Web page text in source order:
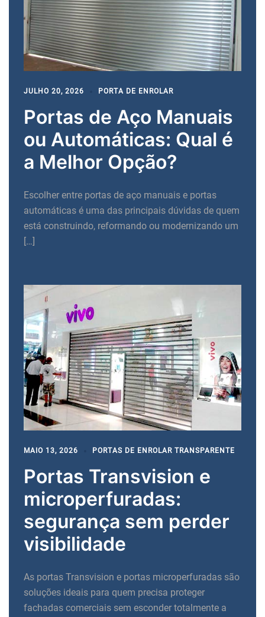
JULHO 20, 2026 PORTA DE ENROLAR
Portas de Aço Manuais
ou Automáticas: Qual é
a Melhor Opção?
Escolher entre portas de aço manuais e portas
automáticas é uma das principais dúvidas de quem
está construindo, reformando ou modernizando um
[…]
MAIO 13, 2026 PORTAS DE ENROLAR TRANSPARENTE
Portas Transvision e
microperfuradas:
segurança sem perder
visibilidade
As portas Transvision e portas microperfuradas são
soluções ideais para quem precisa proteger
fachadas comerciais sem esconder totalmente a